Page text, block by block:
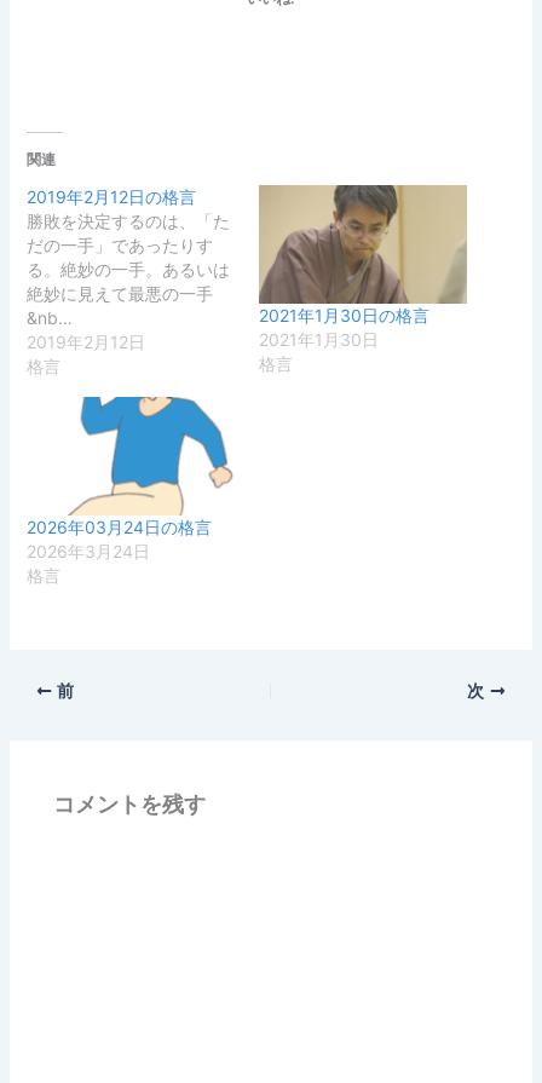
関連
2019年2月12日の格言
勝敗を決定するのは、「た
だの一手」であったりす
る。絶妙の一手。あるいは
絶妙に見えて最悪の一手
&nb…
2019年2月12日
格言
2021年1月30日の格言
2021年1月30日
格言
2026年03月24日の格言
2026年3月24日
格言
前 次
コメントを残す